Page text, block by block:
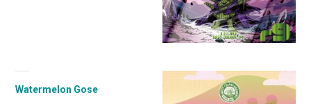
Watermelon Gose